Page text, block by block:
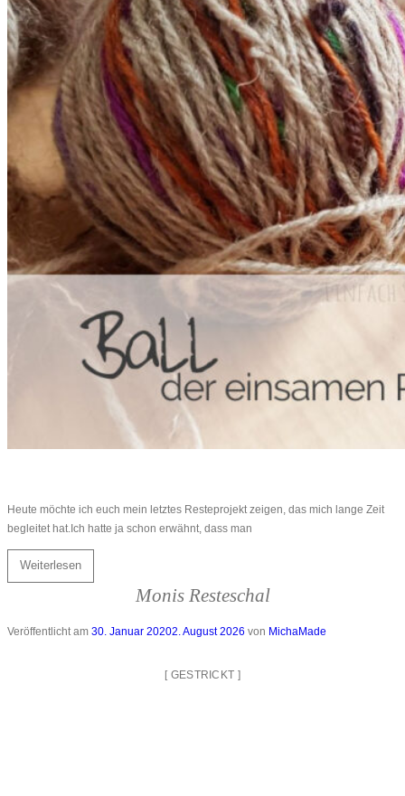
Heute möchte ich euch mein letztes Resteprojekt zeigen, das mich lange Zeit
begleitet hat.Ich hatte ja schon erwähnt, dass man
Weiterlesen
Monis Resteschal
Veröffentlicht am 30. Januar 20202. August 2026 von MichaMade
[ GESTRICKT ]